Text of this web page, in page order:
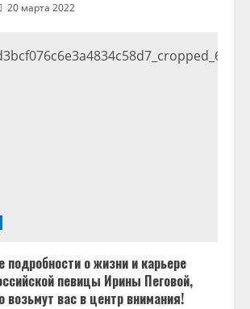
20 марта 2022
подробности о жизни и карьере
певицы Ирины Пеговой,
возьмут вас в центр внимания!